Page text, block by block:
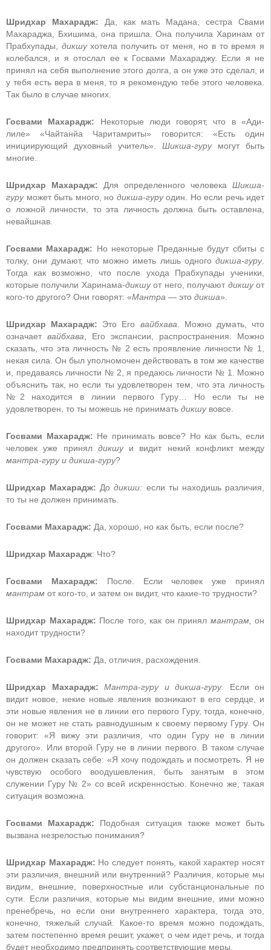
Шридхар Махарадж: Да, как мать Мадана, сестра Свами
Махараджа, Бхишима, она пришла. Она получила Харинам от
Прабхупады, дикшухотела получить от меня, но в то время я
колебался, и я отослал ее к Госвами Махараджу. Если я не
принял на себя выполнение этого долга, а он уже это сделал, и
у тебя есть вера в меня, то я рекомендую тебе этого человека.
Так было в случае многих.
Госвами Махарадж: Некоторые люди говорят, что в «Ади-
лиле» «Чайтанйа Чаритамриты» говорится: «Есть один
инициирующий духовный учитель». Шикша-гурумогут быть
многие.
Шридхар Махарадж: Для определенного человека Шикша-
гуру может быть много, но дикша-гуруодин. Но если речь идет
о ложной личности, то эта личность должна быть оставлена,
невайшнав.
Госвами Махарадж: Но некоторые Преданные будут сбиты с
толку, они думают, что можно иметь лишь одного дикша-гуру.
Тогда как возможно, что после ухода Прабхупады ученики,
которые получили Харинама-дикшуот него, получают дикшуот
кого-то другого? Они говорят: «Мантра — это дикша».
Шридхар Махарадж: Это Его вайбхава . Можно думать, что
означает вайбхава , Его экспансии, распространения. Можно
сказать, что эта личность № 2 есть проявление личности № 1,
некая сила. Он был уполномочен действовать в том же качестве
и, предаваясь личности № 2, я предаюсь личности № 1. Можно
объяснить так, но если ты удовлетворен тем, что эта личность
№2 находится в линии первого Гуру… Но если ты не
удовлетворен, то ты можешь не принимать дикшувовсе.
Госвами Махарадж: Не принимать вовсе? Но как быть, если
человек уже принял дикшуи видит некий конфликт между
мантра-гуру и дикша-гуру?
Шридхар Махарадж: Додикши: если ты находишь различия,
то ты не должен принимать.
Госвами Махарадж: Да, хорошо, но как быть, если после?
Шридхар Махарадж: Что?
Госвами Махарадж: После. Если человек уже принял
мантрам от кого-то, и затем он видит, что какие-то трудности?
Шридхар Махарадж: После того, как он принял мантрам, он
находит трудности?
Госвами Махарадж: Да, отличия, расхождения.
Шридхар Махарадж: Мантра-гуру и дикша-гуру. Если он
видит новое, некие новые явления возникают в его сердце, и
эти новые явления не в линии его первого Гуру, тогда, конечно,
он не может не стать равнодушным к своему первому Гуру. Он
говорит: «Я вижу эти различия, что один Гуру не в линии
другого». Или второй Гуру не в линии первого. В таком случае
он должен сказать себе: «Я хочу подождать и посмотреть. Я не
чувствую особого воодушевления, быть занятым в этом
служении Гуру № 2» со всей искренностью. Конечно же, такая
ситуация возможна.
Госвами Махарадж: Подобная ситуация также может быть
вызвана незрелостью понимания?
Шридхар Махарадж: Но следует понять, какой характер носят
эти различия, внешний или внутренний? Различия, которые мы
видим, внешние, поверхностные или субстанциональные по
сути. Если различия, которые мы видим внешние, ими можно
пренебречь, но если они внутреннего характера, тогда это,
конечно, тяжелый случай. Какое-то время можно подождать,
затем постепенно время решит, укажет, о чем идет речь, и тогда
будет необходимо предпринять соответствующие меры.